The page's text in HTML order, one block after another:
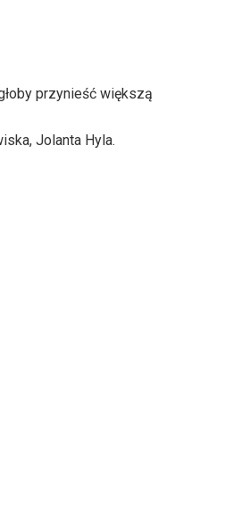
przynieść większą
Jolanta Hyla.